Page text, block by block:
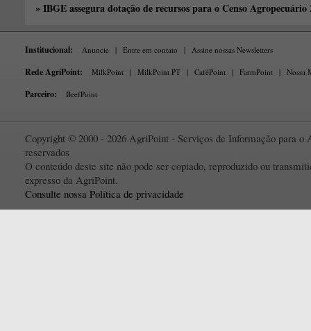
» IBGE assegura dotação de recursos para o Censo Agropecuário
Institucional: Anuncie | Entre em contato | Assine nossas Newsletters
Rede AgriPoint: MilkPoint | MilkPoint PT | CaféPoint | FarmPoint | Nossa
Parceiro: BeefPoint
Copyright © 2000 - 2026 AgriPoint - Serviços de Informação para o
reservados
O conteúdo deste site não pode ser copiado, reproduzido ou
expresso da AgriPoint.
Consulte nossa Política de privacidade